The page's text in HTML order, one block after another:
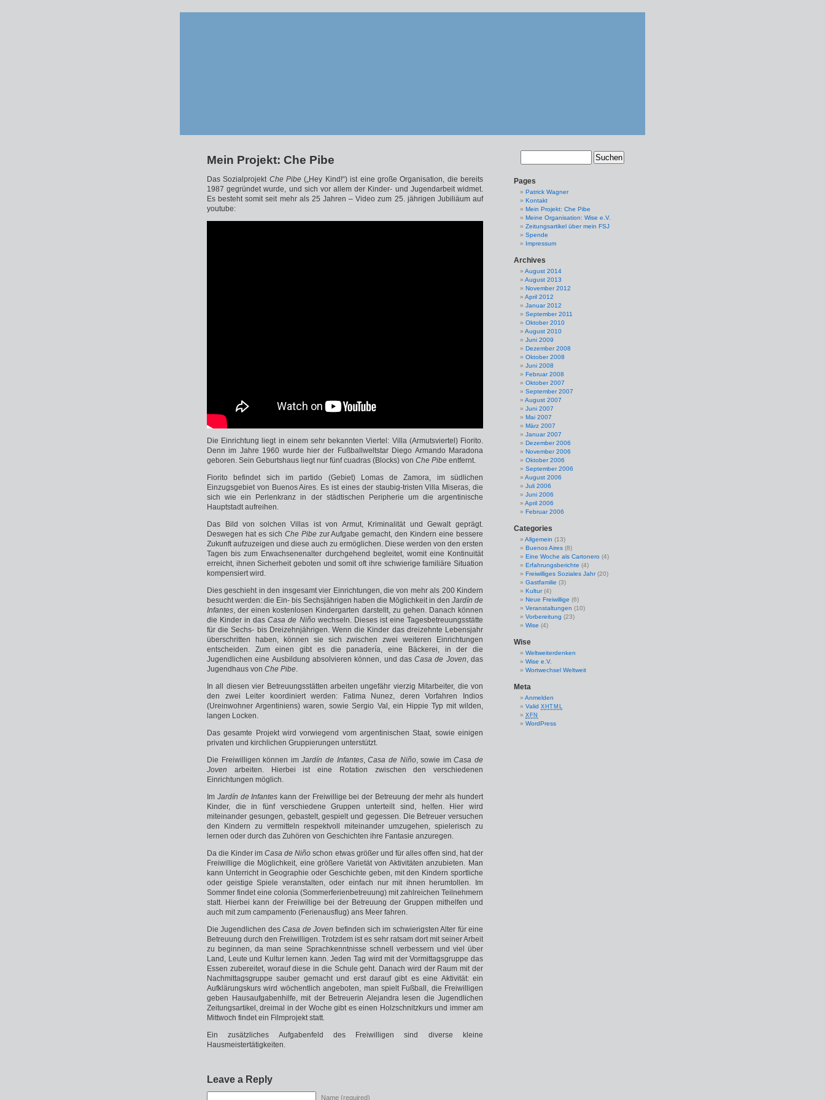
Mein Projekt: Che Pibe
Das Sozialprojekt Che Pibe („Hey Kind!“) ist eine große Organisation, die bereits
1987 gegründet wurde, und sich vor allem der Kinder- und Jugendarbeit widmet.
Es besteht somit seit mehr als 25 Jahren – Video zum 25. jährigen Jubiliäum auf
youtube:
Die Einrichtung liegt in einem sehr bekannten Viertel: Villa (Armutsviertel) Fiorito.
Denn im Jahre 1960 wurde hier der Fußballweltstar Diego Armando Maradona
geboren. Sein Geburtshaus liegt nur fünf cuadras (Blocks) von Che Pibe entfernt.
Fiorito befindet sich im partido (Gebiet) Lomas de Zamora, im südlichen
Einzugsgebiet von Buenos Aires. Es ist eines der staubig-tristen Villa Miseras, die
sich wie ein Perlenkranz in der städtischen Peripherie um die argentinische
Hauptstadt aufreihen.
Das Bild von solchen Villas ist von Armut, Kriminalität und Gewalt geprägt.
Deswegen hat es sich Che Pibezur Aufgabe gemacht, den Kindern eine bessere
Zukunft aufzuzeigen und diese auch zu ermöglichen. Diese werden von den ersten
Tagen bis zum Erwachsenenalter durchgehend begleitet, womit eine Kontinuität
erreicht, ihnen Sicherheit geboten und somit oft ihre schwierige familiäre Situation
kompensiert wird.
Dies geschieht in den insgesamt vier Einrichtungen, die von mehr als 200 Kindern
besucht werden: die Ein- bis Sechsjährigen haben die Möglichkeit in den Jardín de
Infantes, der einen kostenlosen Kindergarten darstellt, zu gehen. Danach können
die Kinder in dasCasa de Niñowechseln. Dieses ist eine Tagesbetreuungsstätte
für die Sechs- bis Dreizehnjährigen. Wenn die Kinder das dreizehnte Lebensjahr
überschritten haben, können sie sich zwischen zwei weiteren Einrichtungen
entscheiden. Zum einen gibt es die panadería, eine Bäckerei, in der die
Jugendlichen eine Ausbildung absolvieren können, und dasCasa de Joven, das
Jugendhaus von Che Pibe.
In all diesen vier Betreuungsstätten arbeiten ungefähr vierzig Mitarbeiter, die von
den zwei Leiter koordiniert werden: Fatima Nunez, deren Vorfahren Indios
(Ureinwohner Argentiniens) waren, sowie Sergio Val, ein Hippie Typ mit wilden,
langen Locken.
Das gesamte Projekt wird vorwiegend vom argentinischen Staat, sowie einigen
privaten und kirchlichen Gruppierungen unterstützt.
Die Freiwilligen können imJardín de Infantes,Casa de Niño, sowie imCasa de
Joven arbeiten. Hierbei ist eine Rotation zwischen den verschiedenen
Einrichtungen möglich.
Im Jardín de Infantes kann der Freiwillige bei der Betreuung der mehr als hundert
Kinder, die in fünf verschiedene Gruppen unterteilt sind, helfen. Hier wird
miteinander gesungen, gebastelt, gespielt und gegessen. Die Betreuer versuchen
den Kindern zu vermitteln respektvoll miteinander umzugehen, spielerisch zu
lernen oder durch das Zuhören von Geschichten ihre Fantasie anzuregen.
Da die Kinder imCasa de Niño schon etwas größer und für alles offen sind, hat der
Freiwillige die Möglichkeit, eine größere Varietät von Aktivitäten anzubieten. Man
kann Unterricht in Geographie oder Geschichte geben, mit den Kindern sportliche
oder geistige Spiele veranstalten, oder einfach nur mit ihnen herumtollen. Im
Sommer findet eine colonia (Sommerferienbetreuung) mit zahlreichen Teilnehmern
statt. Hierbei kann der Freiwillige bei der Betreuung der Gruppen mithelfen und
auch mit zum campamento (Ferienausflug) ans Meer fahren.
Die Jugendlichen desCasa de Joven befinden sich im schwierigsten Alter für eine
Betreuung durch den Freiwilligen. Trotzdem ist es sehr ratsam dort mit seiner Arbeit
zu beginnen, da man seine Sprachkenntnisse schnell verbessern und viel über
Land, Leute und Kultur lernen kann. Jeden Tag wird mit der Vormittagsgruppe das
Essen zubereitet, worauf diese in die Schule geht. Danach wird der Raum mit der
Nachmittagsgruppe sauber gemacht und erst darauf gibt es eine Aktivität: ein
Aufklärungskurs wird wöchentlich angeboten, man spielt Fußball, die Freiwilligen
geben Hausaufgabenhilfe, mit der Betreuerin Alejandra lesen die Jugendlichen
Zeitungsartikel, dreimal in der Woche gibt es einen Holzschnitzkurs und immer am
Mittwoch findet ein Filmprojekt statt.
Ein zusätzliches Aufgabenfeld des Freiwilligen sind diverse kleine
Hausmeistertätigkeiten.
Leave a Reply
Name (required)
Pages
Patrick Wagner
Kontakt
Mein Projekt: Che Pibe
Meine Organisation: Wise e.V.
Zeitungsartikel über mein FSJ
Spende
Impressum
Archives
August 2014
August 2013
November 2012
April 2012
Januar 2012
September 2011
Oktober 2010
August 2010
Juni 2009
Dezember 2008
Oktober 2008
Juni 2008
Februar 2008
Oktober 2007
September 2007
August 2007
Juni 2007
Mai 2007
März 2007
Januar 2007
Dezember 2006
November 2006
Oktober 2006
September 2006
August 2006
Juli 2006
Juni 2006
April 2006
Februar 2006
Categories
Allgemein (13)
Buenos Aires (8)
Eine Woche als Cartonero (4)
Erfahrungsberichte (4)
Freiwilliges Soziales Jahr(20)
Gastfamilie (3)
Kultur(4)
Neue Freiwillige (6)
Veranstaltungen (10)
Vorbereitung (23)
Wise (4)
Wise
Weltweiterdenken
Wise e.V.
Wortwechsel Weltweit
Meta
Anmelden
Valid XHTML
XFN
WordPress